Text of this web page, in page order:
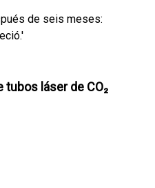
de seis meses:
láser de CO₂